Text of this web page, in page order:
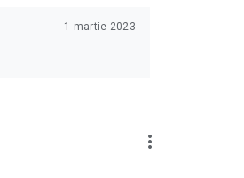
1 martie 2023
more_vert